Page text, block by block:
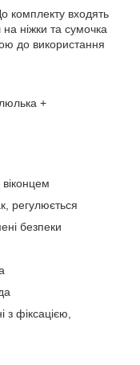
комплекту входять
ніжки та сумочка
до використання
+
регулюється
безпеки
з фіксацією,